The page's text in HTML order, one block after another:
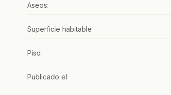
Aseos:
Superficie habitable
Piso
Publicado el